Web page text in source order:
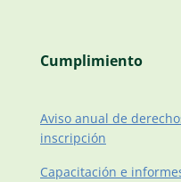
Cumplimiento
Aviso anual de
inscripción
Capacitación e